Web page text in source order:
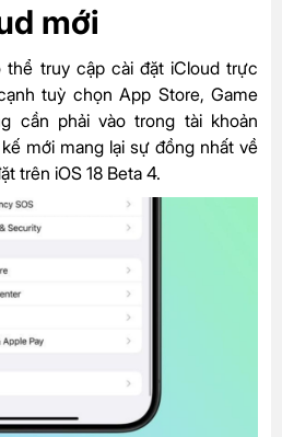
mới
thể truy cập cài đặt iCloud trực
tuỳ chọn App Store, Game
cần phải vào trong tài khoản
mới mang lại sự đồng nhất về
trên iOS 18 Beta 4.